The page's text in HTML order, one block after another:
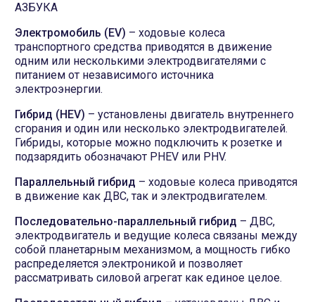
АЗБУКА
Электромобиль (EV) – ходовые колеса
транспортного средства приводятся в движение
одним или несколькими электродвигателями с
питанием от независимого источника
электроэнергии.
Гибрид (HEV) – установлены двигатель внутреннего
сгорания и один или несколько электродвигателей.
Гибриды, которые можно подключить к розетке и
подзарядить обозначают PHEV или PHV.
Параллельный гибрид – ходовые колеса приводятся
в движение как ДВС, так и электродвигателем.
Последовательно-параллельный гибрид – ДВС,
электродвигатель и ведущие колеса связаны между
собой планетарным механизмом, а мощность гибко
распределяется электроникой и позволяет
рассматривать силовой агрегат как единое целое.